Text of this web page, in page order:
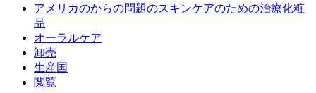
アメリカのからの問題のスキンケアのための治療化粧
品
オーラルケア
卸売
生産国
閲覧